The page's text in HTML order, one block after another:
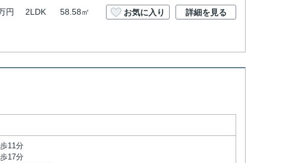
円 2LDK 58.58㎡ お気に入り 詳細を見る
11分
17分